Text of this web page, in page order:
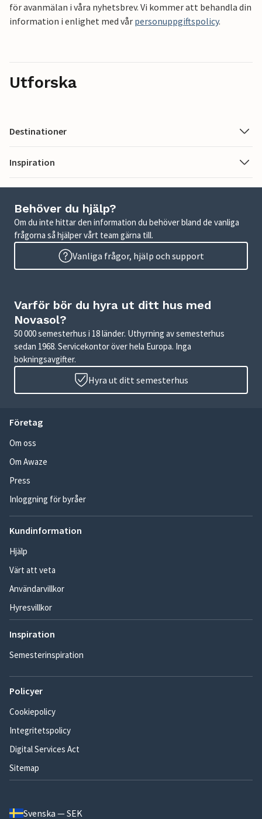
för avanmälan i våra nyhetsbrev. Vi kommer att behandla din
information i enlighet med vår personuppgiftspolicy.
Utforska
Destinationer
Inspiration
Behöver du hjälp?
Om du inte hittar den information du behöver bland de vanliga
frågorna så hjälper vårt team gärna till.
Vanliga frågor, hjälp och support
Varför bör du hyra ut ditt hus med
Novasol?
50 000 semesterhus i 18 länder. Uthyrning av semesterhus
sedan 1968. Servicekontor över hela Europa. Inga
bokningsavgifter.
Hyra ut ditt semesterhus
Företag
Om oss
Om Awaze
Press
Inloggning för byråer
Kundinformation
Hjälp
Värt att veta
Användarvillkor
Hyresvillkor
Inspiration
Semesterinspiration
Policyer
Cookiepolicy
Integritetspolicy
Digital Services Act
Sitemap
Svenska — SEK